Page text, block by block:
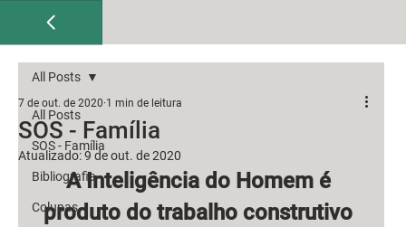
All Posts
SOS - Família
Bibliografia
Colunas
All Posts
SOS - Família
7 de out. de 2020 1 min de leitura
Atualizado:9 de out. de 2020
A Inteligência do Homem é
produto do trabalho construtivo